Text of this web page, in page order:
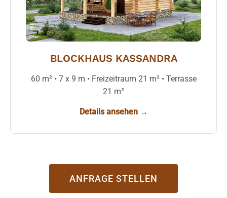
BLOCKHAUS KASSANDRA
60 m² • 7 x 9 m • Freizeitraum 21 m² • Terrasse
21 m²
Details ansehen →
ANFRAGE STELLEN